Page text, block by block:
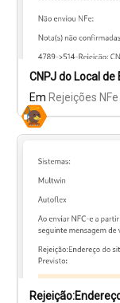
CNPJ do Local
Em Rejeições NFe